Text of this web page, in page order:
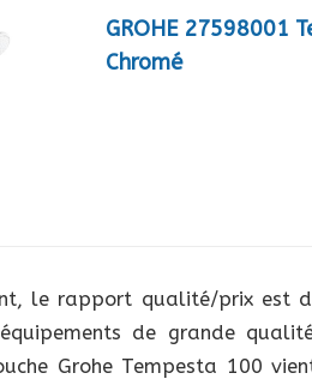
GROHE 27598001
Chromé
le rapport qualité/prix est
de grande
Grohe Tempesta 100